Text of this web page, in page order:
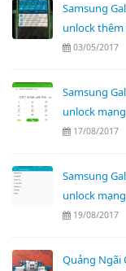
Samsung
unlock
03/05/2017
Samsung
unlock
17/08/2017
Samsung
unlock
19/08/2017
Quảng Ngãi